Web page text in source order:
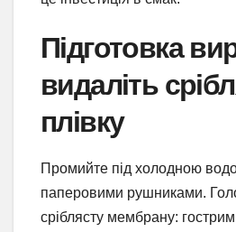
Підготовка
видаліть
плівку
Промийте під холодною
паперовими рушниками.
сріблясту мембрану: